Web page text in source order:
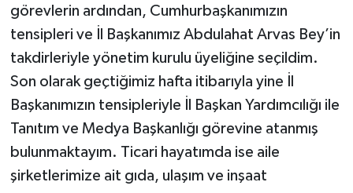
görevlerin ardından, Cumhurbaşkanımızın
tensipleri ve İl Başkanımız Abdulahat Arvas Bey’in
takdirleriyle yönetim kurulu üyeliğine seçildim.
Son olarak geçtiğimiz hafta itibarıyla yine İl
Başkanımızın tensipleriyle İl Başkan Yardımcılığı ile
Tanıtım ve Medya Başkanlığı görevine atanmış
bulunmaktayım. Ticari hayatımda ise aile
şirketlerimize ait gıda, ulaşım ve inşaat